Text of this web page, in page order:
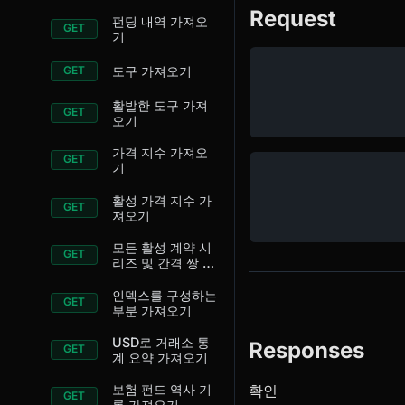
펀딩 내역 가져오
기
도구 가져오기
활발한 도구 가져
오기
가격 지수 가져오
기
활성 가격 지수 가
져오기
모든 활성 계약 시
리즈 및 간격 쌍 반
인덱스를 구성하는
부분 가져오기
USD로 거래소 통
계 요약 가져오기
보험 펀드 역사 기
Request
Responses
확인